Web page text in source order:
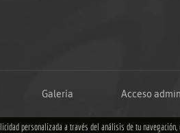
Galería Acceso
personalizada a través del análisis de tu navegación,